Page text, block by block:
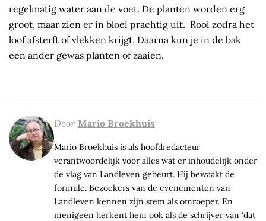
regelmatig water aan de voet. De planten worden erg
groot, maar zien er in bloei prachtig uit. Rooi zodra het
loof afsterft of vlekken krijgt. Daarna kun je in de bak
een ander gewas planten of zaaien.
Door Mario Broekhuis
Mario Broekhuis is als hoofdredacteur
verantwoordelijk voor alles wat er inhoudelijk onder
de vlag van Landleven gebeurt. Hij bewaakt de
formule. Bezoekers van de evenementen van
Landleven kennen zijn stem als omroeper. En
menigeen herkent hem ook als de schrijver van ‘dat